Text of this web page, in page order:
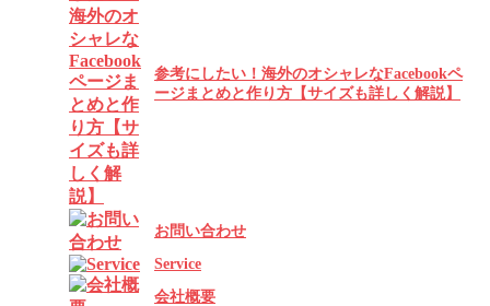
参考にしたい！海外のオシャレなFacebookペ
ージまとめと作り方【サイズも詳しく解説】
お問い合わせ
Service
会社概要